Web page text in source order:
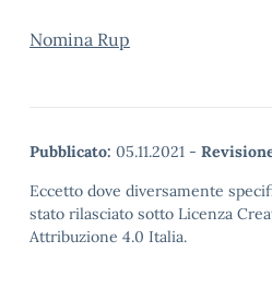
Nomina Rup
Pubblicato: 05.11.2021 -
Eccetto dove diversamente
stato rilasciato sotto Licenza
Attribuzione 4.0 Italia.